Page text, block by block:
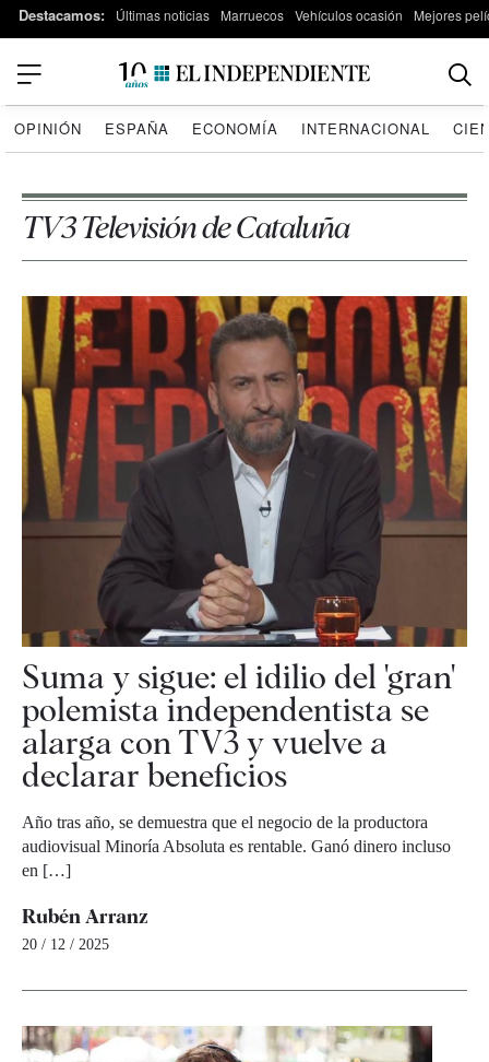
Destacamos: Últimas noticias Marruecos Vehículos ocasión Mejores
OPINIÓN ESPAÑA ECONOMÍA INTERNACIONAL
TV3 Televisión de Cataluña
Suma y sigue: el idilio del 'gran'
polemista independentista se
alarga con TV3 y vuelve a
declarar beneficios
Año tras año, se demuestra que el negocio de la productora
audiovisual Minoría Absoluta es rentable. Ganó dinero incluso
en […]
Rubén Arranz
20 / 12 / 2025